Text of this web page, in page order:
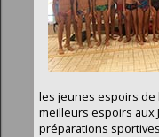
les jeunes espoirs de
meilleurs espoirs aux
préparations